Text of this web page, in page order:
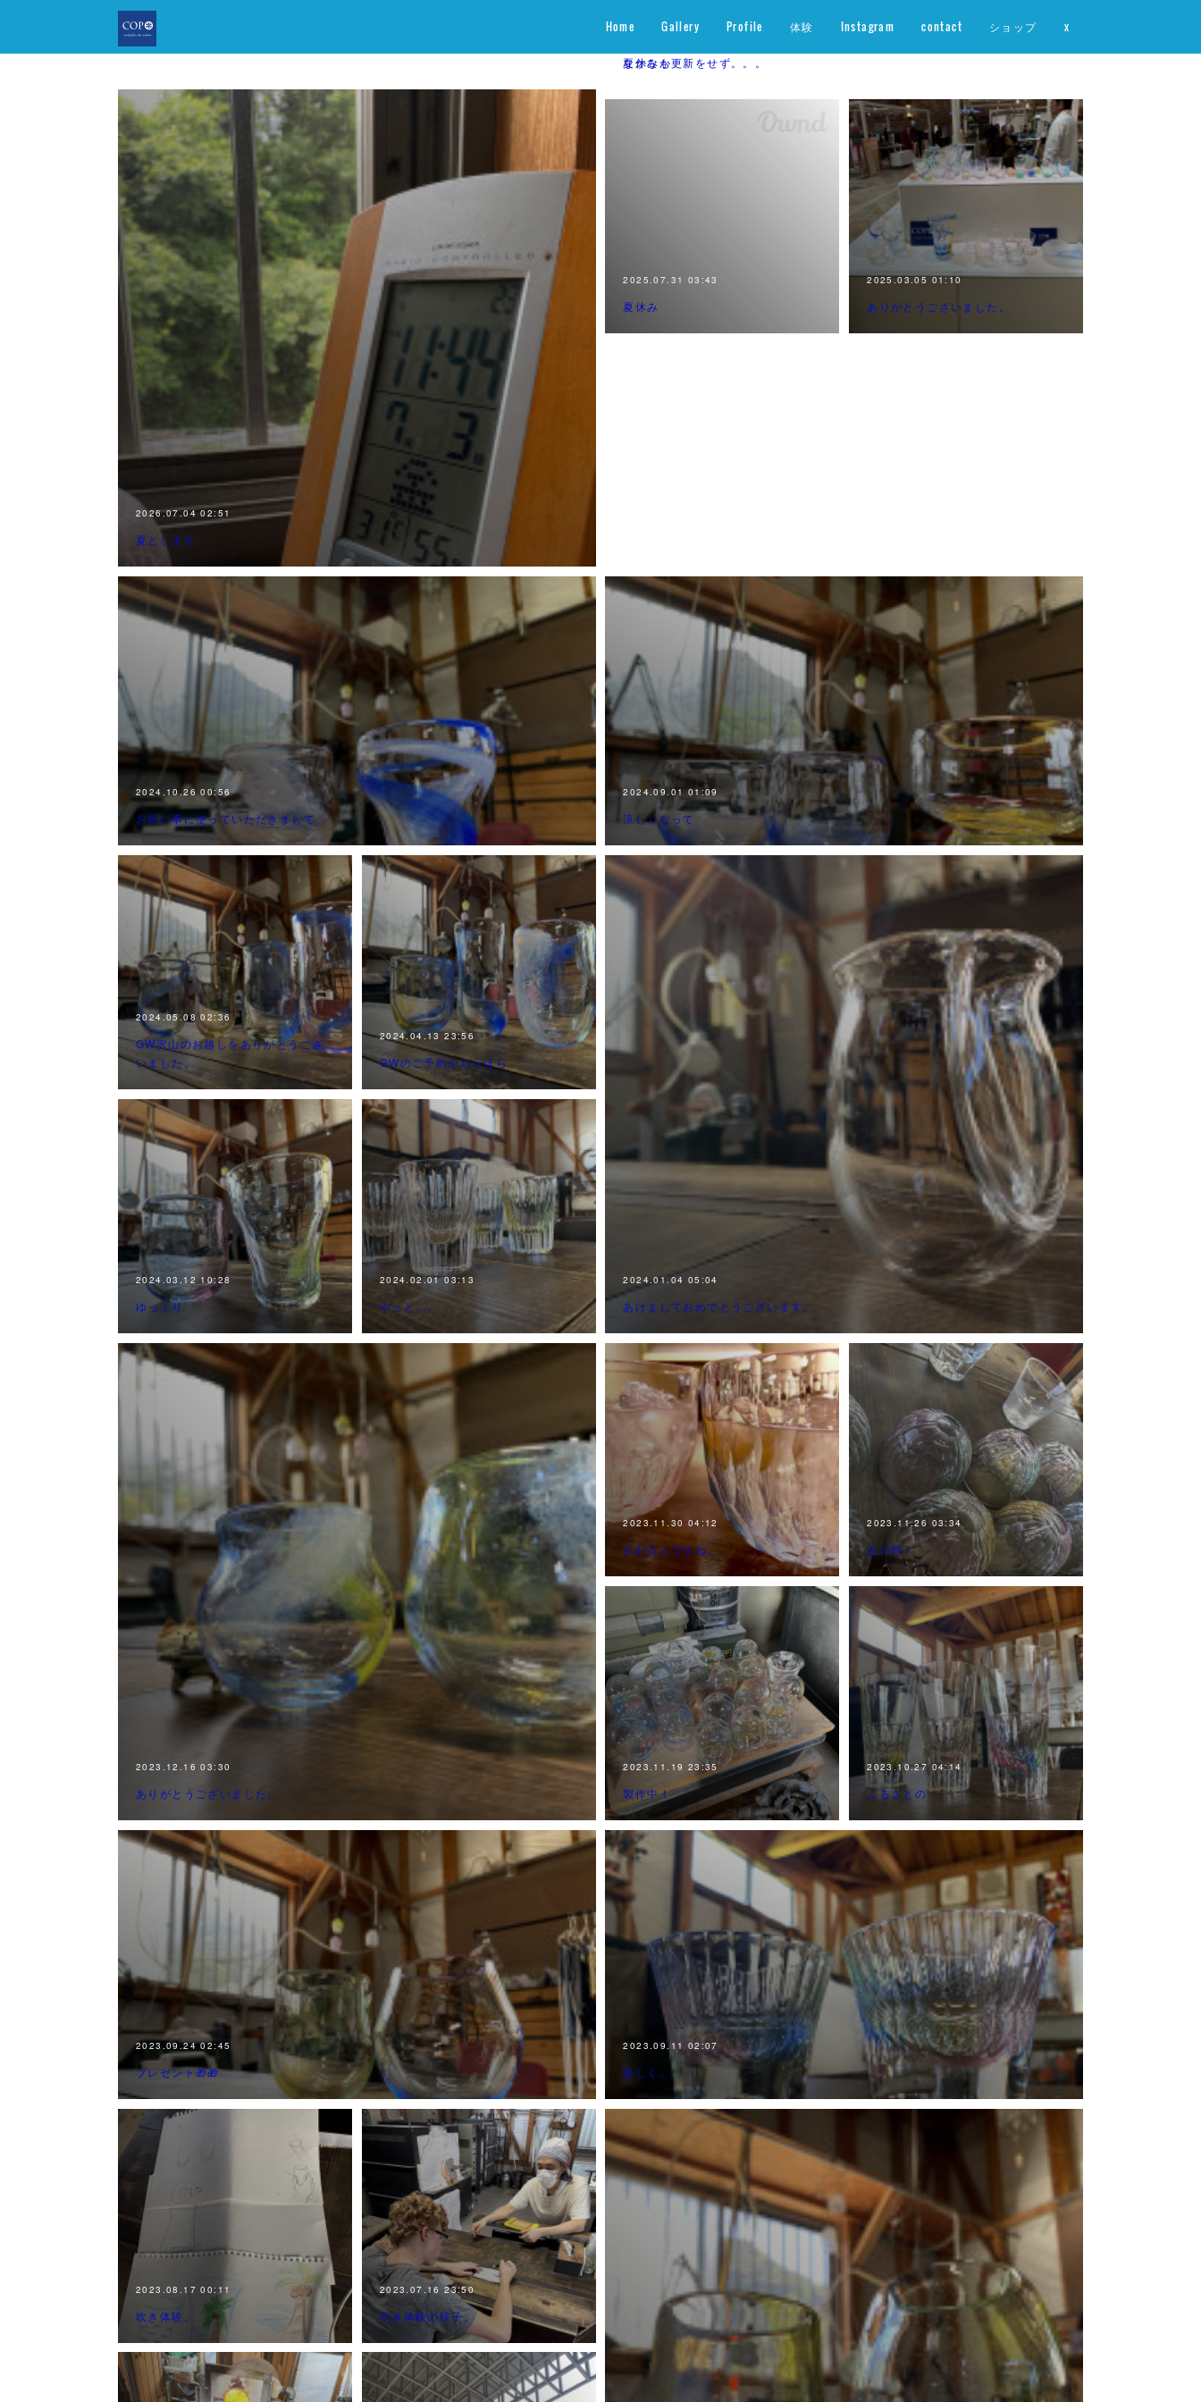
Home Gallery Profile 体験 Instagram contact ショップ x
2026.07.04 02:51
夏とします。
2026.06.19 00:49
夏休みも
2026.05.29 23:16
なかなか更新をせず。。。
2025.07.31 03:43
夏休み
2025.03.05 01:10
ありがとうございました。
2024.10.26 00:56
お祝い事に使っていただきまして
2024.09.01 01:09
涼しくなって
2024.05.08 02:36
GW沢山のお越しをありがとうござ
いました。
2024.04.13 23:56
GWのご予約かちらほら
2024.03.12 10:28
ゆっくり
2024.02.01 03:13
やっと…。
2024.01.04 05:04
あけましておめでとうございます。
2023.12.16 03:30
ありがとうございました。
2023.11.30 04:12
伝わるんですね。
2023.11.26 03:34
あの時！
2023.11.19 23:35
製作中！
2023.10.27 04:14
ふるさとの
2023.09.24 02:45
プレゼント🎁🎁
2023.09.11 02:07
楽しく。
2023.08.17 00:11
吹き体験。
2023.07.16 23:50
吹き体験の様子。